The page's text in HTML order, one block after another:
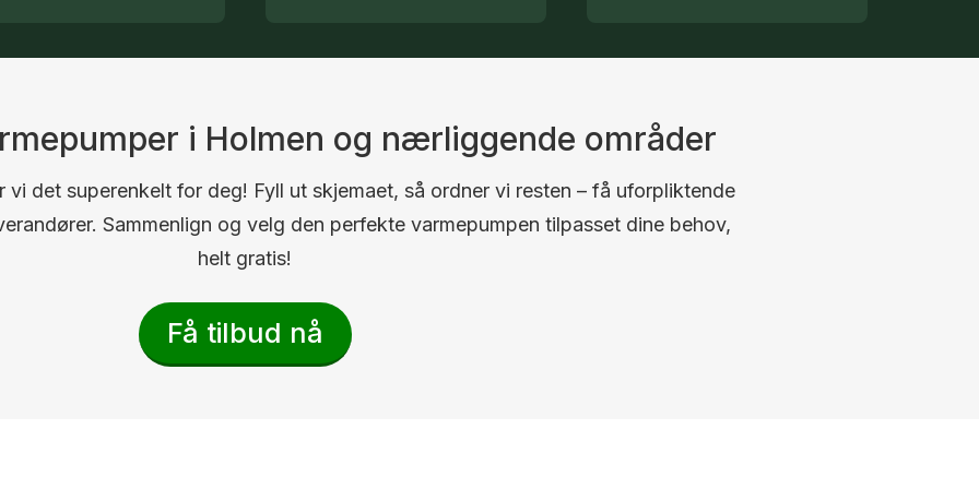
i Holmen og nærliggende områder
det superenkelt for deg! Fyll ut skjemaet, så ordner vi resten – få uforpliktende
Sammenlign og velg den perfekte varmepumpen tilpasset dine behov,
helt gratis!
Få tilbud nå